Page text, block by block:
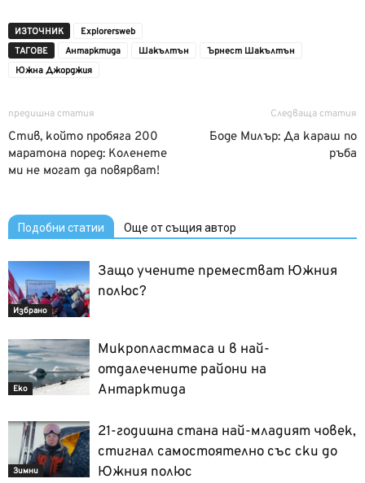
ИЗТОЧНИК
Еxplorersweb
ТАГОВЕ
Антарктида Шакълтън
Ърнест Шакълтън
Южна Джорджия
предишна статия
Стив, който пробяга 200
маратона поред: Коленете
ми не могат да повярват!
Следваща статия
Боде Милър: Да караш по
ръба
Подобни статии Още от същия автор
Избрано
Защо учените преместват Южния
полюс?
Еко
Микропластмаса и в най-
отдалечените райони на
Антарктида
Зимни
21-годишна стана най-младият човек,
стигнал самостоятелно със ски до
Южния полюс